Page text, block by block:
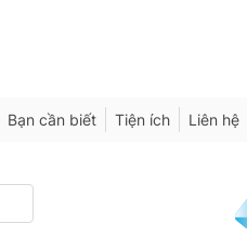
Bạn cần biết Tiện ích Liên hệ